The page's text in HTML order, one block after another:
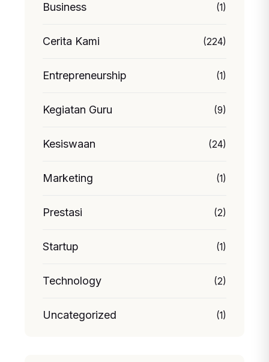
Business (1)
Cerita Kami (224)
Entrepreneurship (1)
Kegiatan Guru (9)
Kesiswaan (24)
Marketing (1)
Prestasi (2)
Startup (1)
Technology (2)
Uncategorized (1)